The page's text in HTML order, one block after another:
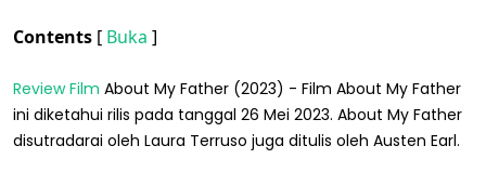
Contents [ Buka ]
Review Film About My Father (2023) - Film About My Father
ini diketahui rilis pada tanggal 26 Mei 2023. About My Father
disutradarai oleh Laura Terruso juga ditulis oleh Austen Earl.